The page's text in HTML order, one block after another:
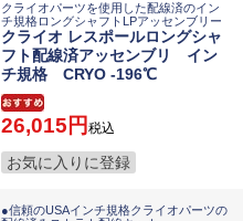
クライオパーツを使用した配線済のイン
チ規格ロングシャフトLPアッセンブリー
クライオ レスポールロングシャ
フト配線済アッセンブリ イン
チ規格 CRYO -196℃
26,015 税込
お気に入りに登録
●信頼のUSAインチ規格クライオパーツの